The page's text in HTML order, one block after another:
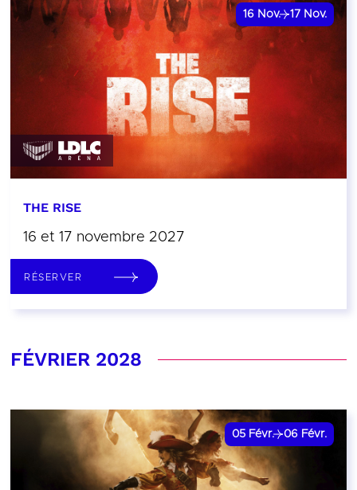
16 Nov. 17 Nov.
THE RISE
16 et 17 novembre 2027
RÉSERVER
FÉVRIER 2028
05 Févr. 06 Févr.